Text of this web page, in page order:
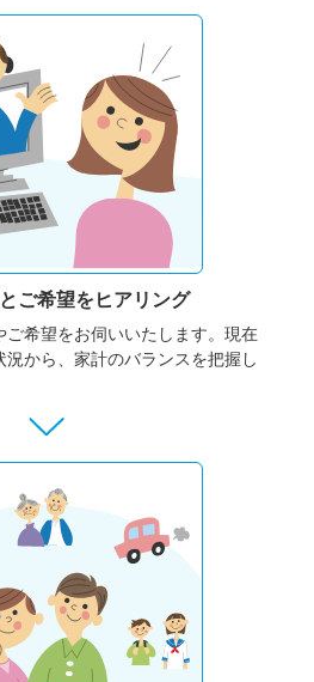
ご希望をヒアリング
希望をお伺いいたします。 現在
から、家計のバランスを把握し